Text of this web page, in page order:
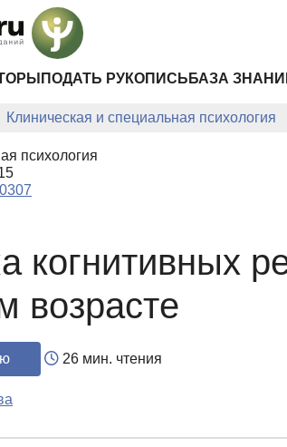
ПОДАТЬ РУКОПИСЬ БАЗА
Клиническая и специальная психология
психология
когнитивных
возрасте
26 мин. чтения